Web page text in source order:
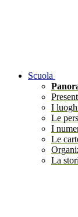
Scuola
I
Le
I
Le
La